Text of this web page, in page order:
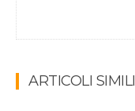
ARTICOLI SIMILI